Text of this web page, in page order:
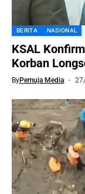
BERITA NASIONAL
KSAL
Korban
ByPemuja Media